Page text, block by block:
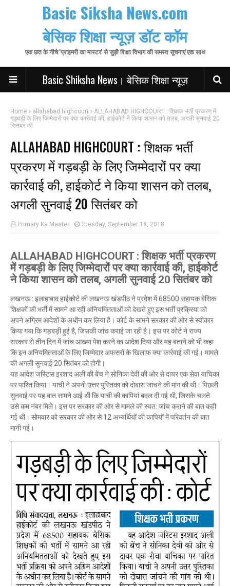
Basic Siksha News.com
बेसिक शिक्षा न्यूज़ डॉट कॉम
एक छत के नीचे 'प्राइमरी का मास्टर' से जुड़ी शिक्षा विभाग की समस्त सूचनाएं एक साथ
Basic Shiksha News। बेसिक शिक्षा न्यूज़
Home allahabad highcourt
ALLAHABAD HIGHCOURT : शिक्षक भर्ती प्रकरण में
गड़बड़ी के लिए जिम्मेदारों पर क्या कार्रवाई की, हाईकोर्ट ने किया शासन को तलब, अगली सुनवाई 20
सितंबर को
ALLAHABAD HIGHCOURT : शिक्षक भर्ती
प्रकरण में गड़बड़ी के लिए जिम्मेदारों पर क्या
कार्रवाई की, हाईकोर्ट ने किया शासन को तलब,
अगली सुनवाई 20 सितंबर को
Primary Ka Master Tuesday, September 18, 2018
ALLAHABAD HIGHCOURT : शिक्षक भर्ती प्रकरण
में गड़बड़ी के लिए जिम्मेदारों पर क्या कार्रवाई की, हाईकोर्ट
ने किया शासन को तलब, अगली सुनवाई 20 सितंबर को
लखनऊ : इलाहाबाद हाईकोर्ट की लखनऊ खंडपीठ ने प्रदेश में 68500 सहायक बेसिक
शिक्षकों की भर्ती में सामने आ रही अनियमितताओं को देखते हुए इस भर्ती प्रक्रिया को
अपने अग्रिम आदेशों के अधीन कर लिया है। कोर्ट के सामने सरकार की ओर से स्वीकार
किया गया कि गड़बड़ी हुई है, जिसकी जांच कराई जा रही है। इस पर कोर्ट ने राज्य
सरकार से तीन दिन में जांच आख्या पेश करने का आदेश दिया और यह बताने को भी कहा
कि इन अनियमितताओं के लिए जिम्मेदार अफसरों के खिलाफ क्या कार्रवाई की गई। मामले
की अगली सुनवाई 20 सितंबर को होगी।
यह आदेश जस्टिस इरशाद अली की बेंच ने सोनिका देवी की ओर से दायर एक सेवा याचिका
पर पारित किया। याची ने अपनी उत्तर पुस्तिका को दोबारा जांचने की मांग की थी। पिछली
सुनवाई पर यह बात सामने आई थी कि याची की कापियां बदल दी गई थी, जिसके चलते
उसे कम नंबर मिले। इस पर सरकार की ओर से मामले की स्वत: जांच कराने की बात कही
गई थी। सोमवार को सरकार की ओर से 12 अभ्यर्थियों की कापियों में परिवर्तन की बात
मानी गई।